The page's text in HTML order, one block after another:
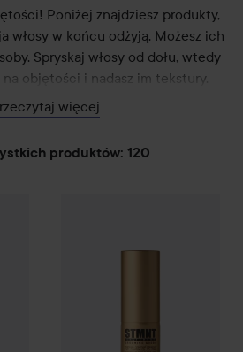
Poniżej znajdziesz produkty,
włosy w końcu odżyją. Możesz ich
Spryskaj włosy od dołu, wtedy
objętości i nadasz im tekstury.
do przodu i spryskaj je u nasady, a
włosom. Podnosząc włosy sekcję
do tapirowania i sprayu
więcej
produktów: 120